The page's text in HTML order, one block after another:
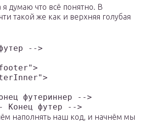
думаю что всё понятно. В
такой же как и верхняя голубая
-->
футериннер -->
футер -->
наполнять наш код, и начнём мы